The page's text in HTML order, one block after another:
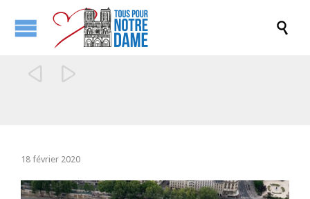

 
18 février 2020